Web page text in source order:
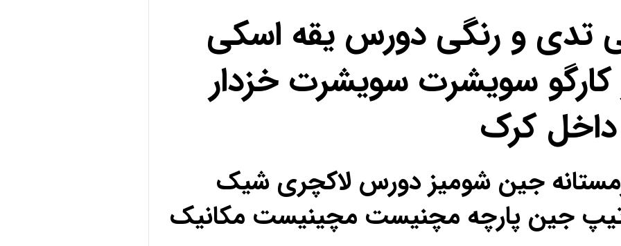
تدی و رنگی دورس یقه اسکی
سویشرت سویشرت خزدار
کرک
زمستانه جین شومیز دورس لاکچری شیک
تیپ جین پارچه مچنیست مچینیست مکانیک